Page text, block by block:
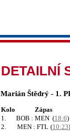
DETAILNÍ
Marián Štědrý - 1.
Kolo Zápas
1.
BOB : MEN (18:6)
2.
MEN : FTL (10:23)